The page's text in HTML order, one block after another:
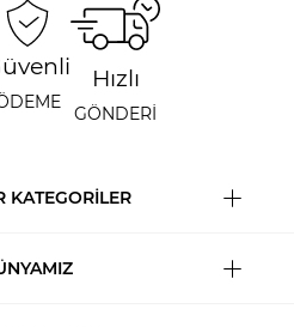
Hızlı
GÖNDERİ
KATEGORİLER